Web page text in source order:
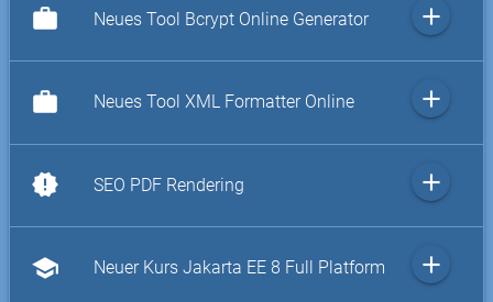
work Neues Tool Bcrypt Online Generator add
work Neues Tool XML Formatter Online add
new_releases SEO PDF Rendering add
school Neuer Kurs Jakarta EE 8 Full Platform add